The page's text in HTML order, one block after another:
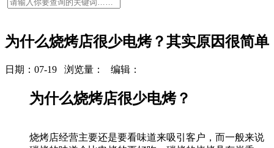
为什么烧烤店很少电烤？其实原因很简单
日期：07-19 浏览量： 编辑：
为什么烧烤店很少电烤？
烧烤店经营主要还是要看味道来吸引客户，而一般来说